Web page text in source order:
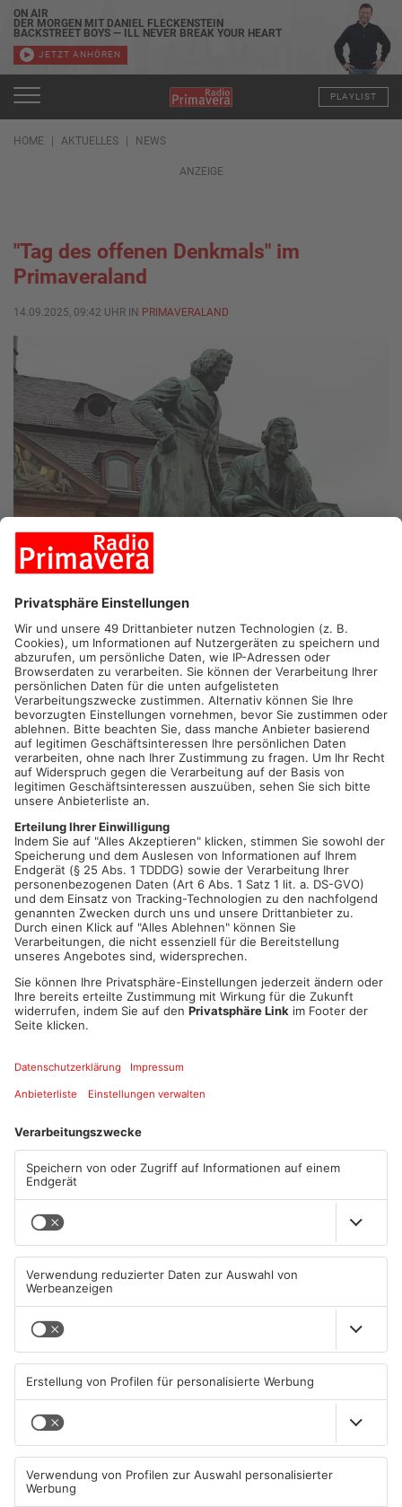
ON AIR
DER MORGEN MIT DANIEL FLECKENSTEIN
BACKSTREET BOYS — ILL NEVER BREAK YOUR HEART
JETZT ANHÖREN
PLAYLIST
HOME AKTUELLES NEWS
ANZEIGE
"Tag des offenen Denkmals" im
Primaveraland
14.09.2025, 09:42 UHR IN PRIMAVERALAND
PRIMAVERALAND.Ob im Kreis Miltenberg, rund um
Aschaffenburg, Hanau oder in Seligenstadt: Am heutigen „Tag
des offenen Denkmals“ können verschiedenste historische
Stätten bei uns besucht werden.
Mit dabei sind unter anderem das Schloss Johannisburg, das
Kupferbergwerk in Sommerkahl und der Jüdische Friedhof in
Alzenau-Hörstein. In Seligenstadt können Interessierte hoch
auf den mittelalterlichen Wehrturm am Steinheimer Tor und
bekommen die dortige Funktechnik live vorgeführt. In Nidderau
öffnet unter anderem das ehemalige reformierte Pfarrhaus in
beispielsweise die mittelalterliche Burgruine Kollenburg in
Dorfprozelten oder das Kleinheubacher Schloss besichtigt
werden. Der Tag des offenen Denkmals ist bundesweit die
größte Kulturveranstaltung, ihn gibt es bereits seit 1993.
Artikel teilen
ANZEIGE
Mehr aus
Primaveraland
Sommerferien vorbei:
Schulstart in Hessen heute
10.08.2026, 06:39 UHR IN
Diese Maislabyrinthe im
Primaveraland haben schon